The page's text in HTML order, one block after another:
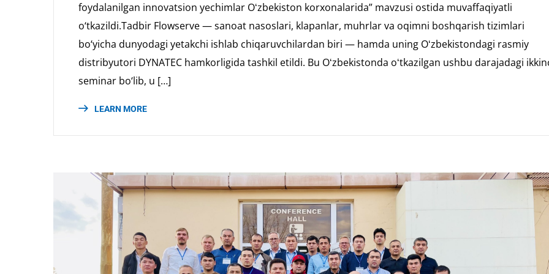
foydalanilgan innovatsion yechimlar Oʻzbekiston korxonalarida” mavzusi ostida muvaffaqiyatli
o‘tkazildi.Tadbir Flowserve — sanoat nasoslari, klapanlar, muhrlar va oqimni boshqarish tizimlari
bo‘yicha dunyodagi yetakchi ishlab chiqaruvchilardan biri — hamda uning Oʻzbekistondagi rasmiy
distribyutori DYNATEC hamkorligida tashkil etildi. Bu Oʻzbekistonda oʻtkazilgan ushbu darajadagi
seminar bo‘lib, u […]
LEARN MORE